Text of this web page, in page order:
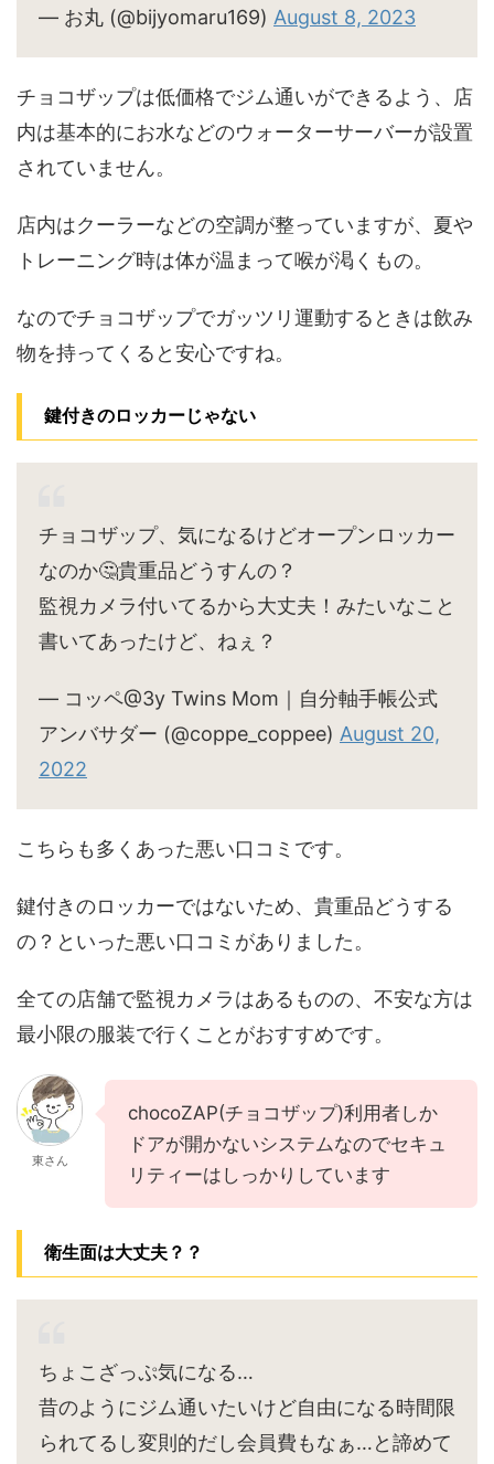
— お丸 (@bijyomaru169) August 8, 2023
チョコザップは低価格でジム通いができるよう、店
内は基本的にお水などのウォーターサーバーが設置
されていません。
店内はクーラーなどの空調が整っていますが、夏や
トレーニング時は体が温まって喉が渇くもの。
なのでチョコザップでガッツリ運動するときは飲み
物を持ってくると安心ですね。
鍵付きのロッカーじゃない
チョコザップ、気になるけどオープンロッカー
なのか🤔貴重品どうすんの？
監視カメラ付いてるから大丈夫！みたいなこと
書いてあったけど、ねぇ？
— コッペ@3y Twins Mom｜自分軸手帳公式
アンバサダー (@coppe_coppee) August 20,
2022
こちらも多くあった悪い口コミです。
鍵付きのロッカーではないため、貴重品どうする
の？といった悪い口コミがありました。
全ての店舗で監視カメラはあるものの、不安な方は
最小限の服装で行くことがおすすめです。
東さん
chocoZAP(チョコザップ)利用者しか
ドアが開かないシステムなのでセキュ
リティーはしっかりしています
衛生面は大丈夫？？
ちょこざっぷ気になる…
昔のようにジム通いたいけど自由になる時間限
られてるし変則的だし会員費もなぁ…と諦めて